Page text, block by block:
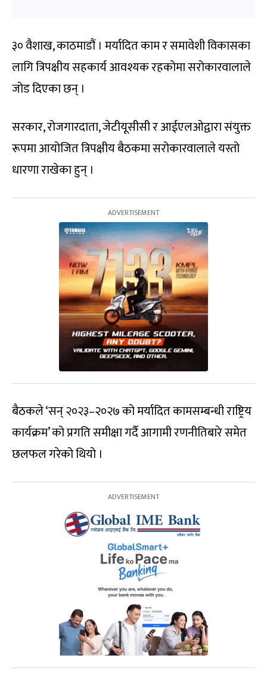
३० वैशाख, काठमाडौं । मर्यादित काम र समावेशी विकासका
लागि त्रिपक्षीय सहकार्य आवश्यक रहकोमा सरोकारवालाले
जोड दिएका छन् ।
सरकार, रोजगारदाता, जेटीयूसीसी र आईएलओद्वारा संयुक्त
रूपमा आयोजित त्रिपक्षीय बैठकमा सरोकारवालाले यस्तो
धारणा राखेका हुन् ।
बैठकले ‘सन् २०२३–२०२७ को मर्यादित कामसम्बन्धी राष्ट्रिय
कार्यक्रम’ को प्रगति समीक्षा गर्दै आगामी रणनीतिबारे समेत
छलफल गरेको थियो ।